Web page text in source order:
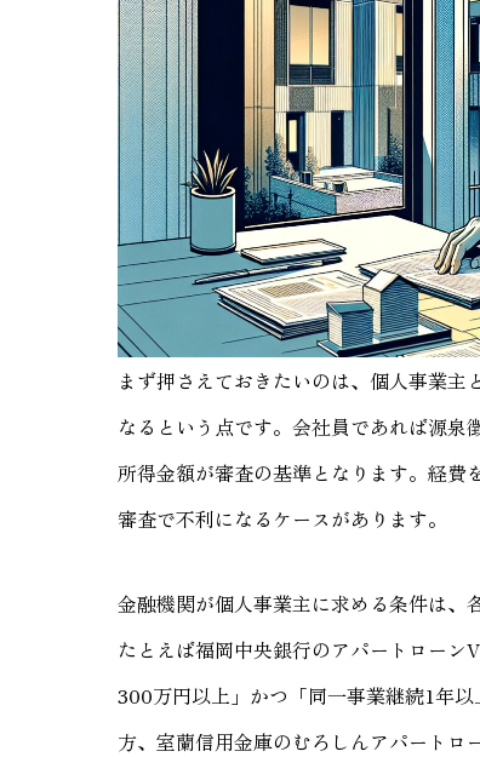
まず押さえておきたいのは、個人事業
なるという点です。会社員であれば源
所得金額が審査の基準となります。経
審査で不利になるケースがあります。
金融機関が個人事業主に求める条件は、
たとえば福岡中央銀行のアパートローン
300万円以上」かつ「同一事業継続1年
方、室蘭信用金庫のむろしんアパート